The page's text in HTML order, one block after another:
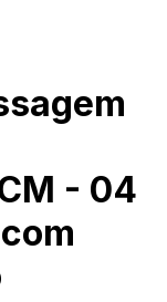
- 04